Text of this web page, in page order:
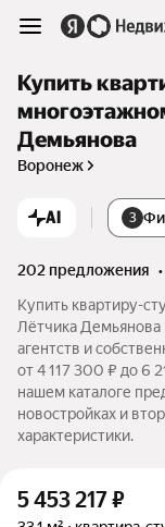
Купить
Демьянова
Воронеж
AI 3
202 предложения •
Купить квартиру-
Лётчика
агентств и
от 4 117 300 ₽ до 6
нашем каталоге
новостройках и
характеристики.
5 453 217₽